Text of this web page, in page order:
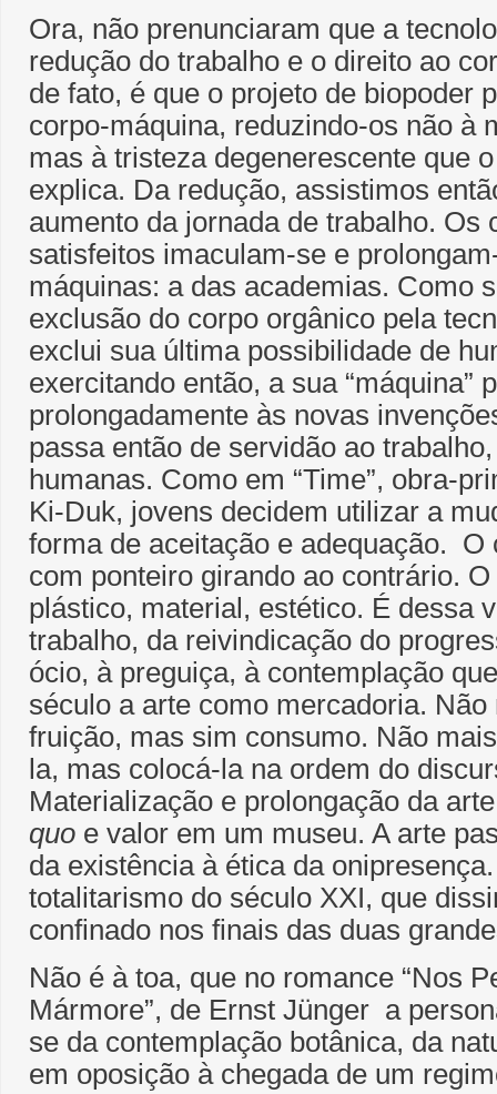
Ora, não prenunciaram que a
redução do trabalho e o direito ao
de fato, é que o projeto de biopoder
corpo-máquina, reduzindo-os não à
mas à tristeza degenerescente que
explica. Da redução, assistimos
aumento da jornada de trabalho. Os
satisfeitos imaculam-se e
máquinas: a das academias. Como
exclusão do corpo orgânico pela
exclui sua última possibilidade de
exercitando então, a sua “máquina”
prolongadamente às novas
passa então de servidão ao
humanas. Como em “Time”, obra-
Ki-Duk, jovens decidem utilizar a
forma de aceitação e adequação. O
com ponteiro girando ao contrário.
plástico, material, estético. É dessa
trabalho, da reivindicação do
ócio, à preguiça, à contemplação
século a arte como mercadoria.
fruição, mas sim consumo. Não
la, mas colocá-la na ordem do
Materialização e prolongação da
quo e valor em um museu. A arte
da existência à ética da
totalitarismo do século XXI, que
confinado nos finais das duas
Não é à toa, que no romance “Nos
Mármore”, de Ernst Jünger a
se da contemplação botânica, da
em oposição à chegada de um